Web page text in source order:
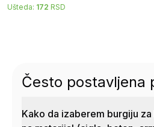
Ušteda: 172 RSD
Često postavljena
Kako da izaberem burgiju